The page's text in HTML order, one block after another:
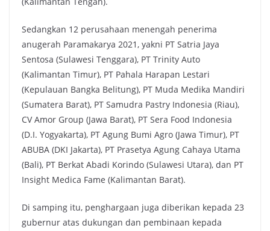
Sedangkan 12 perusahaan menengah penerima
anugerah Paramakarya 2021, yakni PT Satria Jaya
Sentosa (Sulawesi Tenggara), PT Trinity Auto
(Kalimantan Timur), PT Pahala Harapan Lestari
(Kepulauan Bangka Belitung), PT Muda Medika Mandiri
(Sumatera Barat), PT Samudra Pastry Indonesia (Riau),
CV Amor Group (Jawa Barat), PT Sera Food Indonesia
(D.I. Yogyakarta), PT Agung Bumi Agro (Jawa Timur), PT
ABUBA (DKI Jakarta), PT Prasetya Agung Cahaya Utama
(Bali), PT Berkat Abadi Korindo (Sulawesi Utara), dan PT
Insight Medica Fame (Kalimantan Barat).
Di samping itu, penghargaan juga diberikan kepada 23
gubernur atas dukungan dan pembinaan kepada